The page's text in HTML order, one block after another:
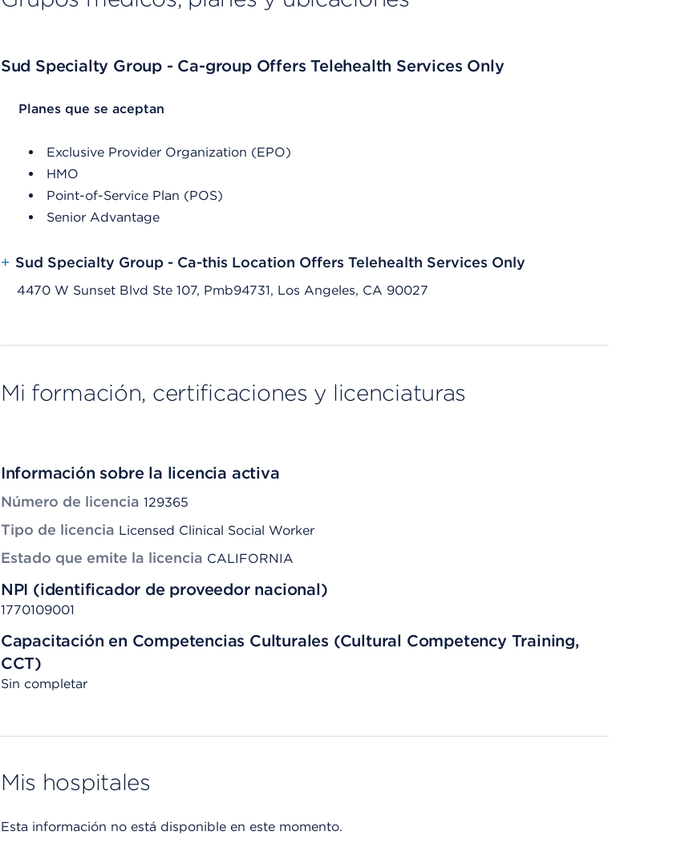
Sud Specialty Group - Ca-group Offers Telehealth Services Only
List Header Planes que se aceptan
Planes que se aceptan
Exclusive Provider Organization (EPO)
HMO
Point-of-Service Plan (POS)
Senior Advantage
+ Sud Specialty Group - Ca-this Location Offers Telehealth Services Only
4470 W Sunset Blvd Ste 107, Pmb94731, Los Angeles, CA 90027
Mi formación, certificaciones y licenciaturas
Información sobre la licencia activa
Número de licencia 129365
Tipo de licencia Licensed Clinical Social Worker
Estado que emite la licencia CALIFORNIA
NPI (identificador de proveedor nacional)
1770109001
Capacitación en Competencias Culturales (Cultural Competency Training,
CCT)
Sin completar
Mis hospitales
Esta información no está disponible en este momento.